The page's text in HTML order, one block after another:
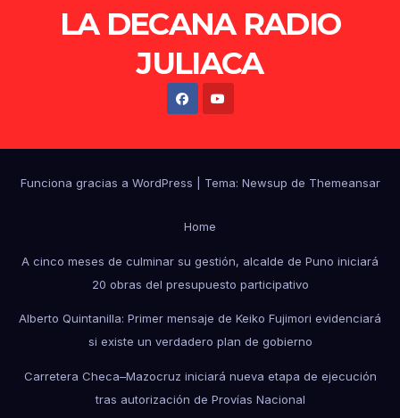
LA DECANA RADIO
JULIACA
Funciona gracias a WordPress Tema: Newsup de Themeansar
Home
A cinco meses de culminar su gestión, alcalde de Puno iniciará
20 obras del presupuesto participativo
Alberto Quintanilla: Primer mensaje de Keiko Fujimori evidenciará
si existe un verdadero plan de gobierno
Carretera Checa–Mazocruz iniciará nueva etapa de ejecución
tras autorización de Provías Nacional